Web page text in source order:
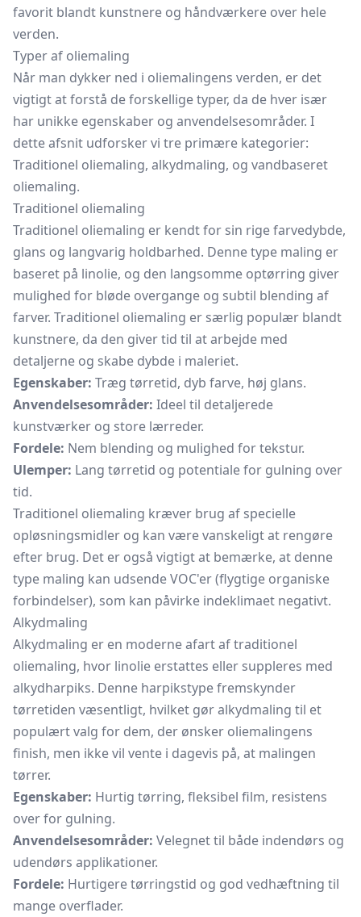
favorit blandt kunstnere og håndværkere over hele
verden.
Typer af oliemaling
Når man dykker ned i oliemalingens verden, er det
vigtigt at forstå de forskellige typer, da de hver især
har unikke egenskaber og anvendelsesområder. I
dette afsnit udforsker vi tre primære kategorier:
Traditionel oliemaling, alkydmaling, og vandbaseret
oliemaling.
Traditionel oliemaling
Traditionel oliemaling er kendt for sin rige farvedybde,
glans og langvarig holdbarhed. Denne type maling er
baseret på linolie, og den langsomme optørring giver
mulighed for bløde overgange og subtil blending af
farver. Traditionel oliemaling er særlig populær blandt
kunstnere, da den giver tid til at arbejde med
detaljerne og skabe dybde i maleriet.
Egenskaber: Træg tørretid, dyb farve, høj glans.
Anvendelsesområder: Ideel til detaljerede
kunstværker og store lærreder.
Fordele: Nem blending og mulighed for tekstur.
Ulemper: Lang tørretid og potentiale for gulning over
tid.
Traditionel oliemaling kræver brug af specielle
opløsningsmidler og kan være vanskeligt at rengøre
efter brug. Det er også vigtigt at bemærke, at denne
type maling kan udsende VOC'er (flygtige organiske
forbindelser), som kan påvirke indeklimaet negativt.
Alkydmaling
Alkydmaling er en moderne afart af traditionel
oliemaling, hvor linolie erstattes eller suppleres med
alkydharpiks. Denne harpikstype fremskynder
tørretiden væsentligt, hvilket gør alkydmaling til et
populært valg for dem, der ønsker oliemalingens
finish, men ikke vil vente i dagevis på, at malingen
tørrer.
Egenskaber: Hurtig tørring, fleksibel film, resistens
over for gulning.
Anvendelsesområder: Velegnet til både indendørs og
udendørs applikationer.
Fordele: Hurtigere tørringstid og god vedhæftning til
mange overflader.